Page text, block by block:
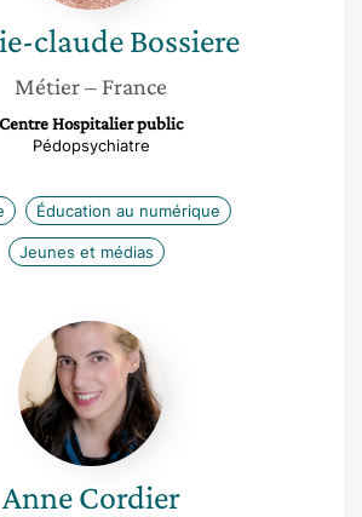
claude Bossiere
Métier– France
Centre Hospitalier public
Pédopsychiatre
Éducation au numérique
Jeunes et médias
Anne
Cordier
Anne Cordier